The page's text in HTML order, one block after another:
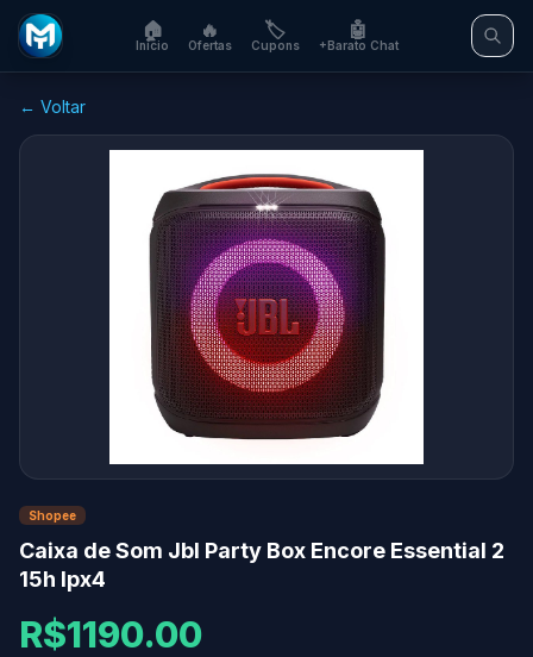
🏠
Início
🔥
Ofertas
🏷️
Cupons
🤖
+Barato Chat
← Voltar
Shopee
Caixa de Som Jbl Party Box Encore Essential 2
15h Ipx4
R$1190.00